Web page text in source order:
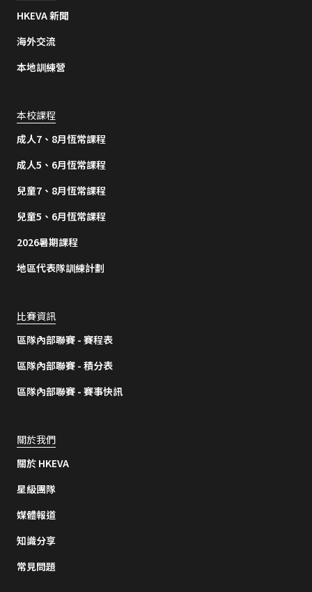
HKEVA 新聞
海外交流
本地訓練營
本校課程
成人7、8月恆常課程
成人5、6月恆常課程
兒童7、8月恆常課程
兒童5、6月恆常課程
2026暑期課程
地區代表隊訓練計劃
比賽資訊
區隊內部聯賽 - 賽程表
區隊內部聯賽 - 積分表
區隊內部聯賽 - 賽事快訊
關於我們
關於 HKEVA
星級團隊
媒體報道
知識分享
常見問題